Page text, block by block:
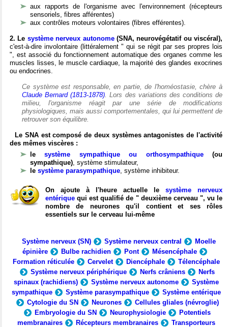
aux rapports de l'organisme avec l'environnement (récepteurs
sensoriels, fibres afférentes)
aux contrôles moteurs volontaires (fibres efférentes).
2. Le système nerveux autonome(SNA, neurovégétatif ou viscéral),
c'est-à-dire involontaire (littéralement " qui se régit par ses propres lois
", est associé du fonctionnement automatique des organes comme les
muscles lisses, le muscle cardiaque, la majorité des glandes exocrines
ou endocrines.
Ce système est responsable, en partie, de l'homéostasie, chère à
Claude Bernard (1813-1878). Lors des variations des conditions de
milieu, l'organisme réagit par une série de modifications
physiologiques, mais aussi comportementales, qui lui permettent de
retrouver son équilibre.
Le SNA est composé de deux systèmes antagonistes de l'activité
des mêmes viscères :
lesystème sympathique ou orthosympathique(ou
sympathique), système stimulateur,
le système parasympathique, système inhibiteur.
On ajoute à l'heure actuelle le système nerveux
entérique qui est qualifié de " deuxième cerveau ", vu le
nombre de neurones qu'il contient et ses rôles
essentiels sur le cerveau lui-même
Système nerveux (SN) Système nerveux central
Moelle
épinière
Bulbe rachidien Pont
Mésencéphale
Formation réticulée
Cervelet Diencéphale
Télencéphale
Système nerveux périphérique
Nerfs crâniens
Nerfs
spinaux (rachidiens)
Système nerveux autonome
Système
sympathique
Système parasympathique
Système entérique
Cytologie du SN
Neurones
Cellules gliales (névroglie)
Embryologie du SN
Neurophysiologie
Potentiels
membranaires
Récepteurs membranaires
Transporteurs